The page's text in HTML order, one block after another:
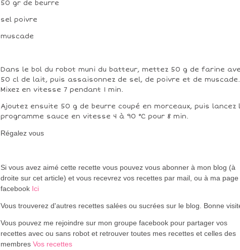
50 gr de beurre
sel poivre
muscade
Dans le bol du robot muni du batteur, mettez 50 g de farine
50 cl de lait, puis assaisonnez de sel, de poivre et de muscade.
Mixez en vitesse 7 pendant 1 min.
Ajoutez ensuite 50 g de beurre coupé en morceaux, puis lancez
programme sauce en vitesse 4 à 90 °C pour 8 min.
Régalez vous
Si vous avez aimé cette recette vous pouvez vous abonner à mon blog (à
droite sur cet article) et vous recevrez vos recettes par mail, ou à ma page
facebook Ici
Vous trouverez d'autres recettes salées ou sucrées sur le blog. Bonne
Vous pouvez me rejoindre sur mon groupe facebook pour partager vos
recettes avec ou sans robot et retrouver toutes mes recettes et celles des
membres Vos recettes